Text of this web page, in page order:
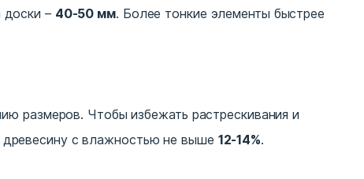
– 40-50 мм. Более тонкие элементы быстрее
размеров. Чтобы избежать растрескивания и
с влажностью не выше 12-14%.